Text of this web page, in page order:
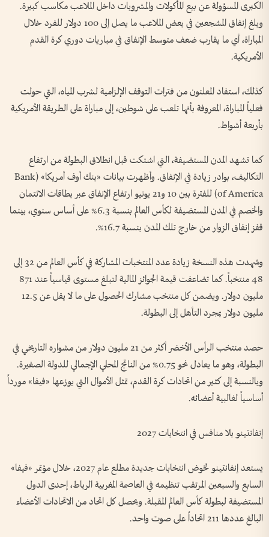
الكبرى المسؤولة عن بيع المأكولات والمشروبات داخل الملاعب مكاسب كبيرة.
وبلغ إنفاق المشجعين في بعض الملاعب ما يصل إلى 100 دولار للفرد خلال
المباراة، أي ما يقارب ضعف متوسط الإنفاق في مباريات دوري كرة القدم
الأمريكية.
كذلك، استفاد المعلنون من فترات التوقف الإلزامية لشرب المياه، التي حولت
فعلياً المباراة، المعروفة بأنها تلعب على شوطين، إلى مباراة على الطريقة الأمريكية
بأربعة أشواط.
كما تشهد المدن المستضيفة، التي اشتكت قبل انطلاق البطولة من ارتفاع
التكاليف، بوادر زيادة في الإنفاق. وأظهرت بيانات «بنك أوف أمريكا» (Bank
of America) للفترة بين 10 و21 يونيو ارتفاع الإنفاق عبر بطاقات الائتمان
والخصم في المدن المستضيفة لكأس العالم بنسبة 6.3% على أساس سنوي، بينما
قفز إنفاق الزوار من خارج تلك المدن بنسبة 16.7%.
وشهدت هذه النسخة زيادة عدد المنتخبات المشاركة في كأس العالم من 32 إلى
48 منتخباً. كما تضاعفت قيمة الجوائز المالية لتبلغ مستوى قياسياً عند 871
مليون دولار. ويضمن كل منتخب مشارك الحصول على ما لا يقل عن 12.5
مليون دولار بمجرد التأهل إلى البطولة.
حصد منتخب الرأس الأخضر أكثر من 21 مليون دولار من مشواره التاريخي في
البطولة، وهو ما يعادل نحو 0.75% من الناتج المحلي الإجمالي للدولة الصغيرة.
وبالنسبة إلى كثير من اتحادات كرة القدم، تمثل الأموال التي يوزعها «فيفا» مورداً
أساسياً لغالبية أعضائه.
إنفانتينو بلا منافس في انتخابات 2027
يستعد إنفانتينو لخوض انتخابات جديدة مطلع عام 2027، خلال مؤتمر «فيفا»
السابع والسبعين المرتقب تنظيمه في العاصمة المغربية الرباط، إحدى الدول
المستضيفة لبطولة كأس العالم المقبلة. ويحصل كل اتحاد من الاتحادات الأعضاء
البالغ عددها 211 اتحاداً على صوت واحد.